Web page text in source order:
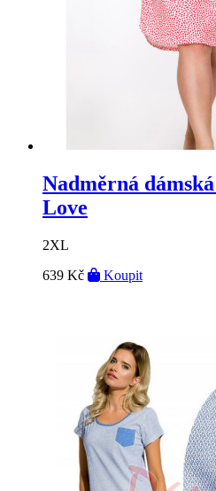
Nadměrná
Love
2XL
639 Kč
Koupit